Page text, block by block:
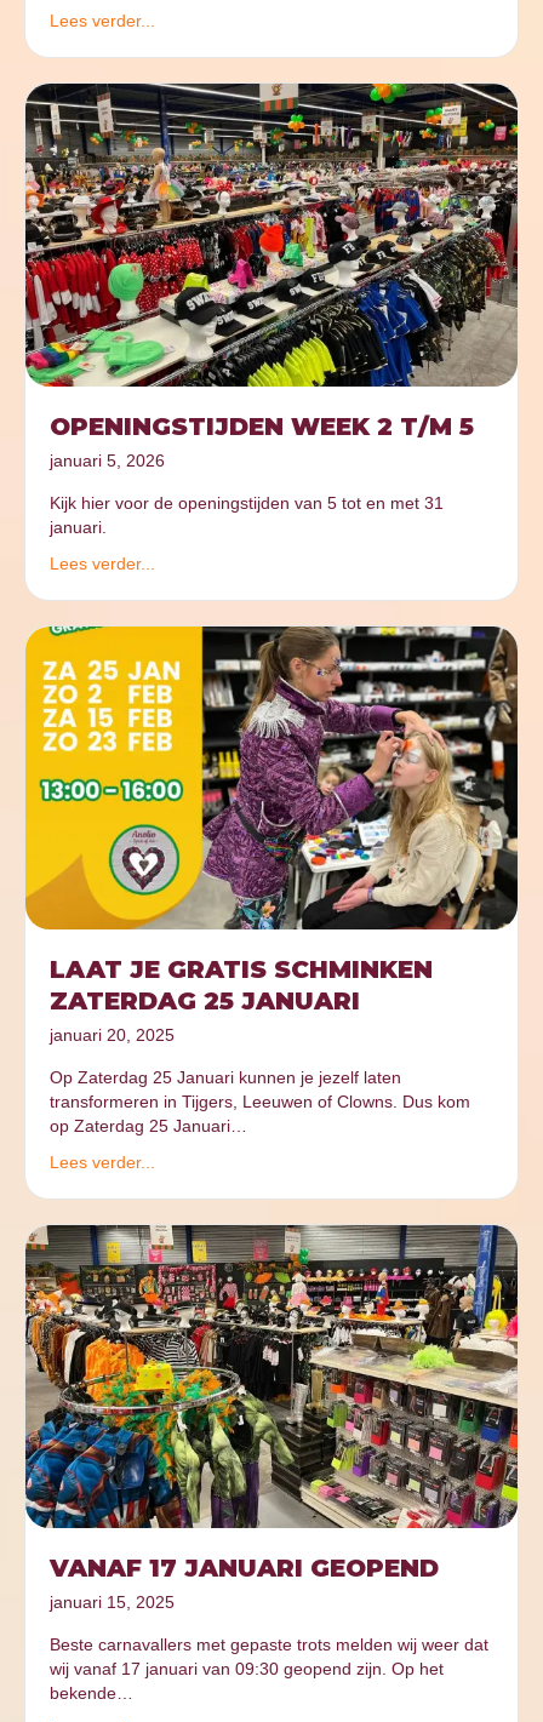
Lees verder...
OPENINGSTIJDEN WEEK 2 T/M 5
januari 5, 2026
Kijk hier voor de openingstijden van 5 tot en met 31
januari.
Lees verder...
LAAT JE GRATIS SCHMINKEN
ZATERDAG 25 JANUARI
januari 20, 2025
Op Zaterdag 25 Januari kunnen je jezelf laten
transformeren in Tijgers, Leeuwen of Clowns. Dus kom
op Zaterdag 25 Januari…
Lees verder...
VANAF 17 JANUARI GEOPEND
januari 15, 2025
Beste carnavallers met gepaste trots melden wij weer dat
wij vanaf 17 januari van 09:30 geopend zijn. Op het
bekende…